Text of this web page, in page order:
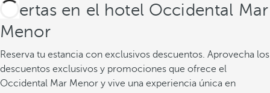
Ofertas en el hotel Occidental Mar
Menor
Reserva tu estancia con exclusivos descuentos. Aprovecha los
descuentos exclusivos y promociones que ofrece el
Occidental Mar Menor y vive una experiencia única en